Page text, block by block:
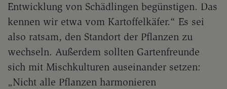
Entwicklung von Schädlingen begünstigen. Das
kennen wir etwa vom Kartoffelkäfer.“ Es sei
also ratsam, den Standort der Pflanzen zu
wechseln. Außerdem sollten Gartenfreunde
sich mit Mischkulturen auseinander setzen:
„Nicht alle Pflanzen harmonieren